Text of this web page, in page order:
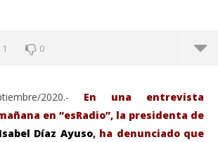
1 0
2020.- En una entrevista
en “esRadio”, la presidenta de
Isabel Díaz Ayuso, ha denunciado que